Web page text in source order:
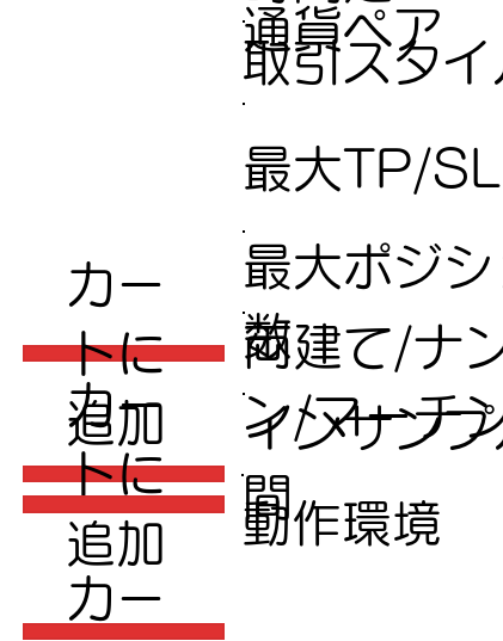
最大ポジ
数
​カー
トに
追加
​カー
トに
追加
​カー
通貨ペア
取引スタイ
最大TP/SL
両建て/ナ
ン/マーチ
インサンプ
間
動作環境